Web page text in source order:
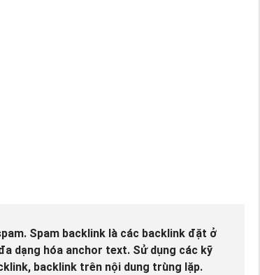
Spam backlink là các backlink đặt ở
dạng hóa anchor text. Sử dụng các kỹ
backlink trên nội dung trùng lặp.